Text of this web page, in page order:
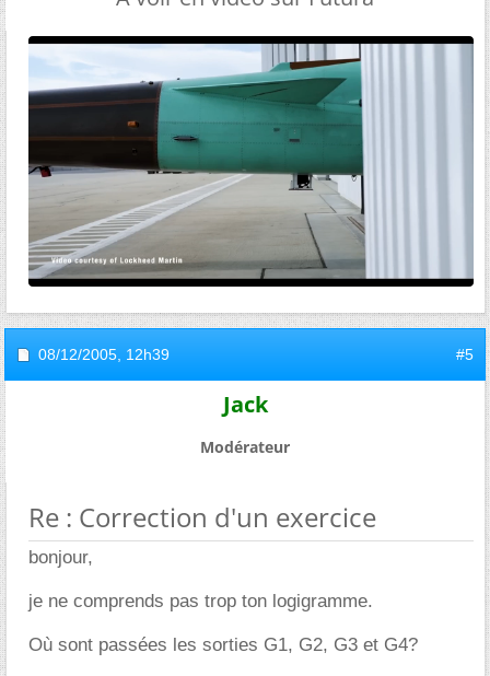
08/12/2005, 12h39 #5
Jack
Modérateur
Re : Correction d'un exercice
bonjour,
je ne comprends pas trop ton logigramme.
Où sont passées les sorties G1, G2, G3 et G4?